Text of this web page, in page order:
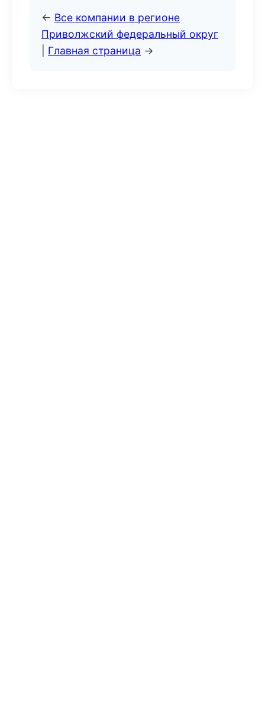
← Все компании в регионе
Приволжский федеральный округ
Главная страница →